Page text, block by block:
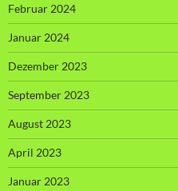
Februar 2024
Januar 2024
Dezember 2023
September 2023
August 2023
April 2023
Januar 2023